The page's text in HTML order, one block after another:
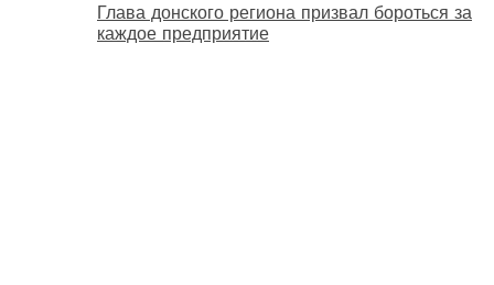
Глава донского региона призвал бороться за
каждое предприятие